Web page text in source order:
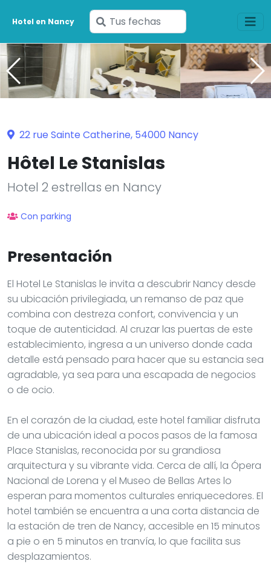
Hotel en Nancy
Ingresa
tus
fechas
22 rue Sainte Catherine, 54000 Nancy
Hôtel Le Stanislas
Hotel 2 estrellas en Nancy
Con parking
Presentación
El Hotel Le Stanislas le invita a descubrir Nancy desde
su ubicación privilegiada, un remanso de paz que
combina con destreza confort, convivencia y un
toque de autenticidad. Al cruzar las puertas de este
establecimiento, ingresa a un universo donde cada
detalle está pensado para hacer que su estancia sea
agradable, ya sea para una escapada de negocios
o de ocio.
En el corazón de la ciudad, este hotel familiar disfruta
de una ubicación ideal a pocos pasos de la famosa
Place Stanislas, reconocida por su grandiosa
arquitectura y su vibrante vida. Cerca de allí, la Ópera
Nacional de Lorena y el Museo de Bellas Artes lo
esperan para momentos culturales enriquecedores. El
hotel también se encuentra a una corta distancia de
la estación de tren de Nancy, accesible en 15 minutos
a pie o en 5 minutos en tranvía, lo que facilita sus
desplazamientos.